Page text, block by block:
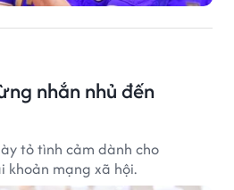
nhắn nhủ đến
tỏ tình cảm dành cho
khoản mạng xã hội.